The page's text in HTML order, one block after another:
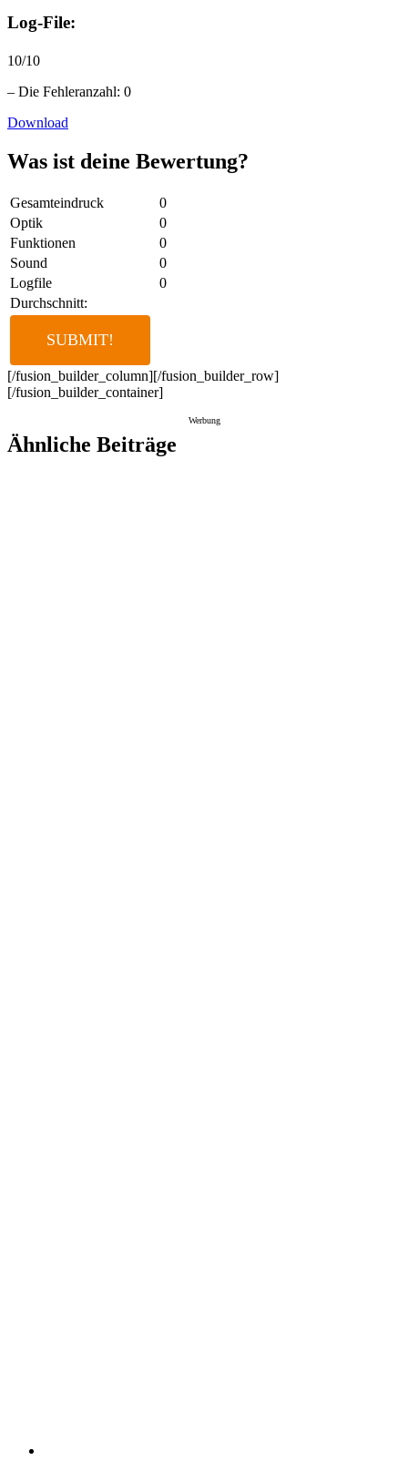
Log-File:
10/10
– Die Fehleranzahl: 0
Download
Was ist deine Bewertung?
Gesamteindruck
0
Optik
0
Funktionen
0
Sound
0
Logfile
0
Durchschnitt:
[/fusion_builder_column][/fusion_builder_row]
[/fusion_builder_container]
Werbung
Ähnliche Beiträge